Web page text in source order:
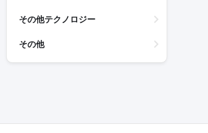
その他テクノロジー
その他